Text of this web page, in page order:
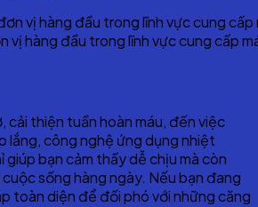
vị hàng đầu trong lĩnh vực cung cấp
cải thiện tuần hoàn máu, đến việc
lắng, công nghệ ứng dụng nhiệt
giúp bạn cảm thấy dễ chịu mà còn
sống hàng ngày. Nếu bạn đang
toàn diện để đối phó với những căng